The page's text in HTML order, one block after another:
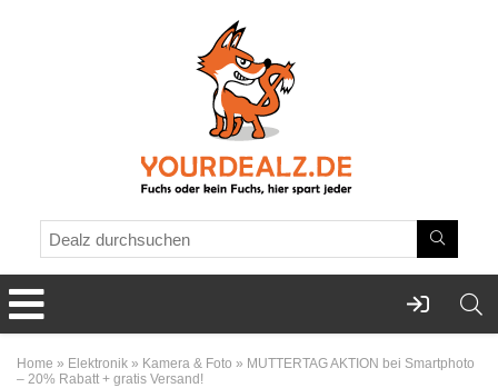
Home » Elektronik » Kamera & Foto » MUTTERTAG AKTION bei Smartphoto
– 20% Rabatt + gratis Versand!